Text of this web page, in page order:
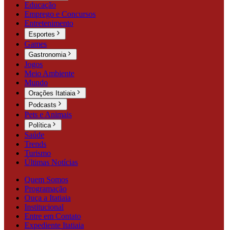
Educação
Emprego e Concursos
Entretenimento
Esportes
Games
Gastronomia
Jogos
Meio Ambiente
Mundo
Orações Itatiaia
Podcasts
Pets e Animais
Política
Saúde
Trends
Turismo
Últimas Notícias
Quem Somos
Programação
Ouça a Itatiaia
Institucional
Entre em Contato
Expediente Itatiaia